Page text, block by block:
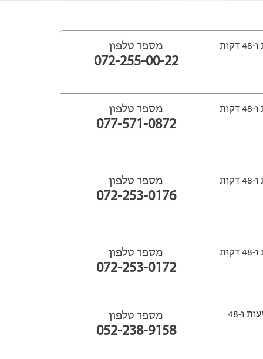
מספר טלפון
072-255-00-22
מספר טלפון
077-571-0872
מספר טלפון
072-253-0176
מספר טלפון
072-253-0172
ייפתח עוד 53 שעות ‫ו-48 מספר טלפון
052-238-9158